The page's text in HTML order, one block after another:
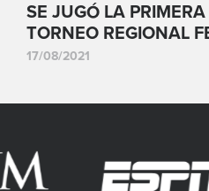
SE JUGÓ LA
TORNEO REGIONAL
17/08/2021